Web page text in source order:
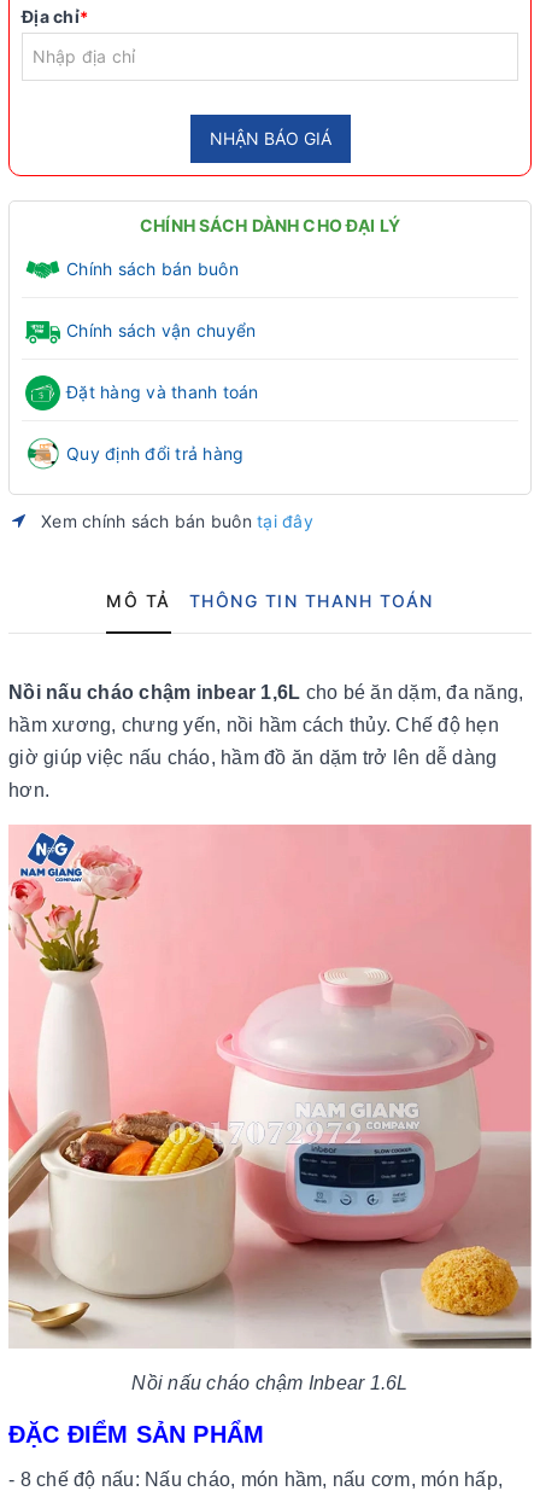
Địa chỉ*
NHẬN BÁO GIÁ
CHÍNH SÁCH DÀNH CHO ĐẠI LÝ
Chính sách bán buôn
Chính sách vận chuyển
Đặt hàng và thanh toán
Quy định đổi trả hàng
Xem chính sách bán buôn tại đây
MÔ TẢ THÔNG TIN THANH TOÁN
Nồi nấu cháo chậm inbear 1,6L cho bé ăn dặm, đa năng,
hầm xương, chưng yến, nồi hầm cách thủy. Chế độ hẹn
giờ giúp việc nấu cháo, hầm đồ ăn dặm trở lên dễ dàng
hơn.
Nồi nấu cháo chậm Inbear 1.6L
ĐẶC ĐIỂM SẢN PHẨM
- 8 chế độ nấu: Nấu cháo, món hầm, nấu cơm, món hấp,